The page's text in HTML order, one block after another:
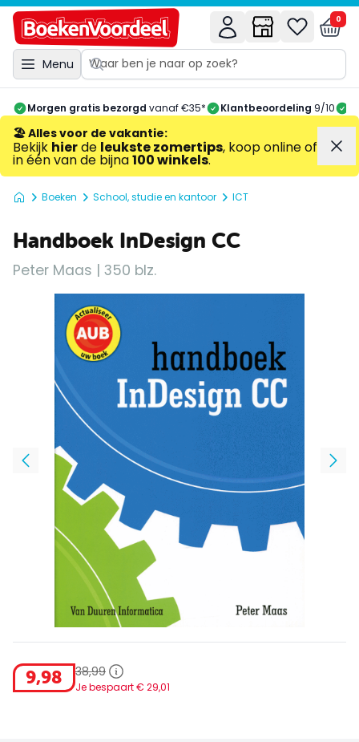
Menu
0
Morgen gratis bezorgd vanaf €35* Klantbeoordeling 9/10
🏖️ Alles voor de vakantie:
Bekijk hierde leukste zomertips, koop online of
in één van de bijna100 winkels.
Boeken School, studie en kantoor ICT
Handboek InDesign CC
Peter Maas | 350 blz.
9,98 38,99
Je bespaart € 29,01